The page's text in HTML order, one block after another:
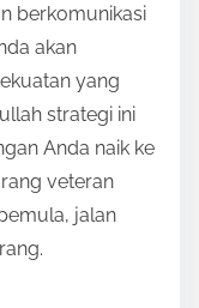
berkomunikasi
akan
yang
strategi ini
Anda naik ke
veteran
jalan